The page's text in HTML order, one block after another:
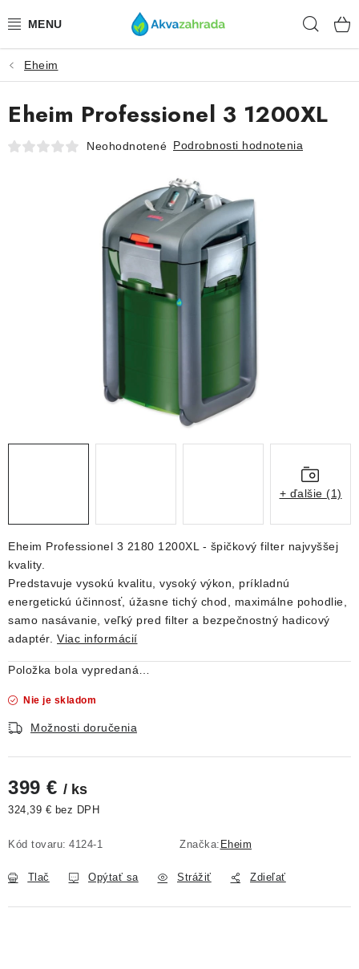
na
TECHNIKA
HNOJIVÁ
VODA
ŽIVOČÍCHY
Eheim
Eheim Professionel 3 2180 1200XL - špičkový filter najvyššej
kvality.
Predstavuje vysokú kvalitu, vysoký výkon, príkladnú
energetickú účinnosť, úžasne tichý chod, maximálne pohodlie,
samo nasávanie, veľký pred filter a bezpečnostný hadicový
adaptér. Viac informácií
Položka bola vypredaná…
Nie je skladom
Možnosti doručenia
399 € / ks
324,39 € bez DPH
Kód tovaru: 4124-1 Značka: Eheim
Tlač Opýtať sa Strážiť Zdieľať
Eheim Professionel 3 1200XL
Neohodnotené Podrobnosti hodnotenia
+ ďalšie (1)